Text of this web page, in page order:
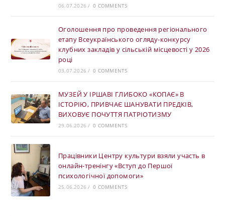
06.07.2026 / 0 COMMENTS
Оголошення про проведення регіонального
етапу Всеукраїнського огляду-конкурсу
клубних закладів у сільській місцевості у 2026
році
03.07.2026 / 0 COMMENTS
МУЗЕЙ У ІРШАВІ ГЛИБОКО «КОПАЄ» В
ІСТОРІЮ, ПРИВЧАЄ ШАНУВАТИ ПРЕДКІВ,
ВИХОВУЄ ПОЧУТТЯ ПАТРІОТИЗМУ
29.06.2026 / 0 COMMENTS
Працівники Центру культури взяли участь в
онлайн-тренінгу «Вступ до Першої
психологічної допомоги»
25.06.2026 / 0 COMMENTS